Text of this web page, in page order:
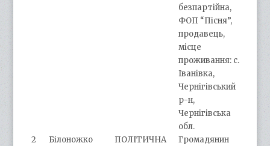
безпартійна,
ФОП “Пісня”,
продавець,
місце
проживання: с.
Іванівка,
Чернігівський
р-н,
Чернігівська
обл.
2
Білоножко
ПОЛІТИЧНА
Громадянин